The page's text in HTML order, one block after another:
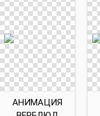
АНИМАЦИЯ